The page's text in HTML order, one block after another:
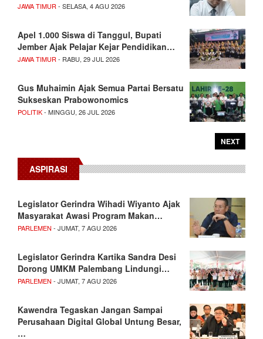
JAWA TIMUR - SELASA, 4 AGU 2026
Apel 1.000 Siswa di Tanggul, Bupati
Jember Ajak Pelajar Kejar Pendidikan…
JAWA TIMUR - RABU, 29 JUL 2026
Gus Muhaimin Ajak Semua Partai Bersatu
Sukseskan Prabowonomics
POLITIK- MINGGU, 26 JUL 2026
NEXT
ASPIRASI
Legislator Gerindra Wihadi Wiyanto Ajak
Masyarakat Awasi Program Makan…
PARLEMEN - JUMAT, 7 AGU 2026
Legislator Gerindra Kartika Sandra Desi
Dorong UMKM Palembang Lindungi…
PARLEMEN - JUMAT, 7 AGU 2026
Kawendra Tegaskan Jangan Sampai
Perusahaan Digital Global Untung Besar,
…